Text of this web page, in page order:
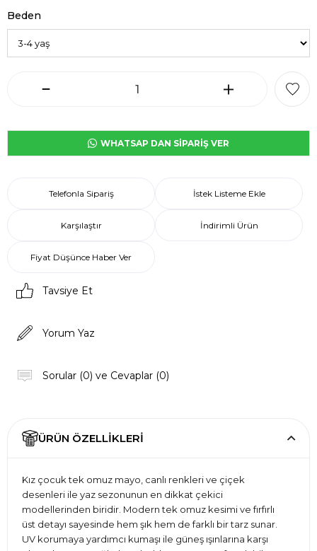
Beden
WHATSAP DAN SİPARİŞ VER
Telefonla Sipariş İstek Listeme Ekle
Karşılaştır İndirimli Ürün
Fiyat Düşünce Haber Ver
Tavsiye Et
Yorum Yaz
Sorular (0) ve Cevaplar (0)
ÜRÜN ÖZELLIKLERI
Kız çocuk tek omuz mayo, canlı renkleri ve çiçek
desenleri ile yaz sezonunun en dikkat çekici
modellerinden biridir. Modern tek omuz kesimi ve fırfırlı
üst detayı sayesinde hem şık hem de farklı bir tarz sunar.
UV korumaya yardımcı kumaşı ile güneş ışınlarına karşı